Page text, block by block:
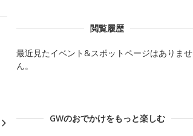
閲覧履歴
最近見たイベント&スポットページはありませ
ん。
GWのおでかけをもっと楽しむ